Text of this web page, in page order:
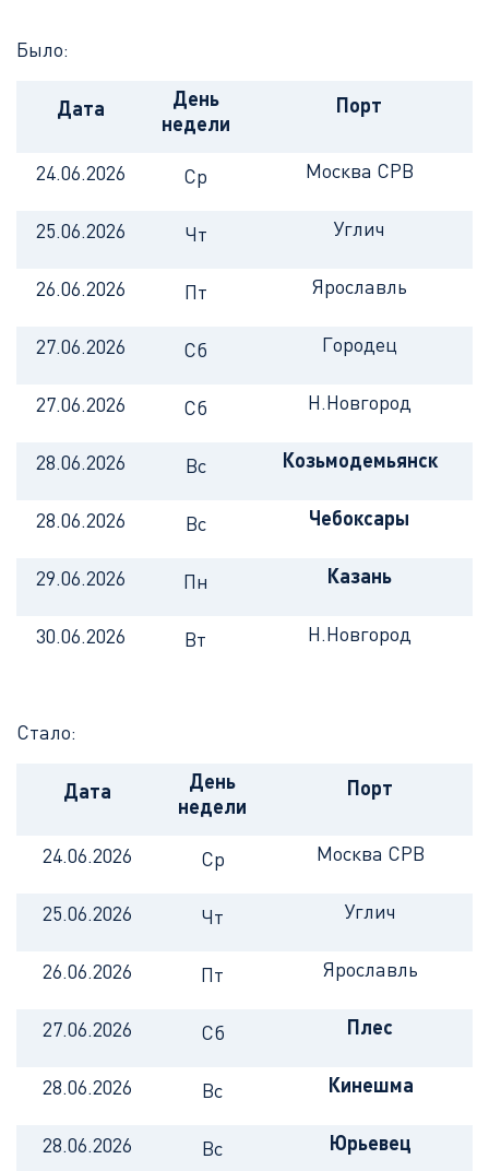
Было:
Дата
День
недели
Порт
24.06.2026 Ср Москва СРВ
25.06.2026 Чт Углич
26.06.2026 Пт Ярославль
27.06.2026 Сб Городец
27.06.2026 Сб Н.Новгород
28.06.2026 Вс Козьмодемьянск
28.06.2026 Вс Чебоксары
29.06.2026 Пн Казань
30.06.2026 Вт Н.Новгород
Стало:
Дата
День
недели
Порт
24.06.2026 Ср Москва СРВ
25.06.2026 Чт Углич
26.06.2026 Пт Ярославль
27.06.2026 Сб Плес
28.06.2026 Вс Кинешма
28.06.2026 Вс Юрьевец